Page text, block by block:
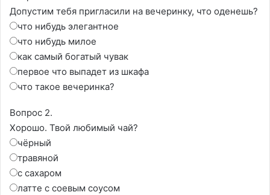
Допустим тебя пригласили на вечеринку, что оденешь?
что нибудь элегантное
что нибудь милое
как самый богатый чувак
первое что выпадет из шкафа
что такое вечеринка?
Вопрос 2.
Хорошо. Твой любимый чай?
чёрный
травяной
с сахаром
латте с соевым соусом